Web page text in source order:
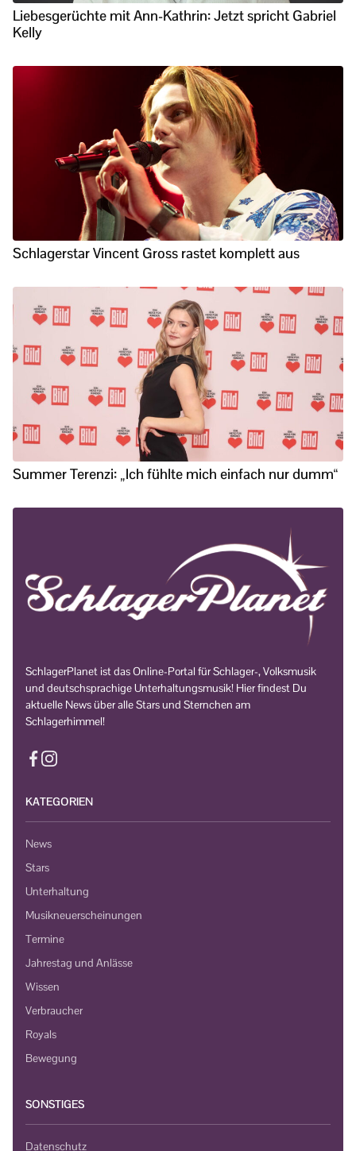
Liebesgerüchte mit Ann-Kathrin: Jetzt spricht Gabriel
Kelly
Schlagerstar Vincent Gross rastet komplett aus
Summer Terenzi: „Ich fühlte mich einfach nur dumm“
SchlagerPlanet ist das Online-Portal für Schlager-, Volksmusik
und deutschsprachige Unterhaltungsmusik! Hier findest Du
aktuelle News über alle Stars und Sternchen am
Schlagerhimmel!
KATEGORIEN
News
Stars
Unterhaltung
Musikneuerscheinungen
Termine
Jahrestag und Anlässe
Wissen
Verbraucher
Royals
Bewegung
SONSTIGES
Datenschutz